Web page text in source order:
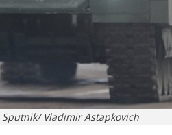
Sputnik/ Vladimir Astapkovich